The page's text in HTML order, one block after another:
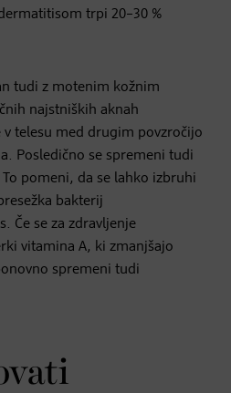
trpi 20–30 %
tudi z motenim kožnim
najstniških aknah
telesu med drugim povzročijo
Posledično se spremeni tudi
pomeni, da se lahko izbruhi
bakterij
Če se za zdravljenje
vitamina A, ki zmanjšajo
spremeni tudi